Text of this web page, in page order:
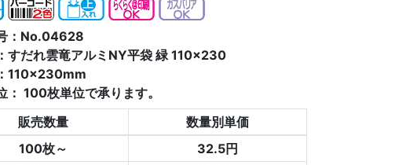
：No.04628
すだれ雲竜アルミNY平袋 緑 110×230
110×230mm
： 100枚単位で承ります。
販売数量
数量別単価
100枚～
32.5円